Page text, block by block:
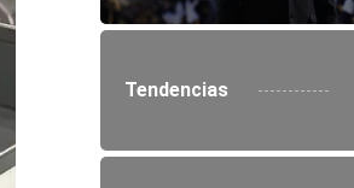
Tendencias